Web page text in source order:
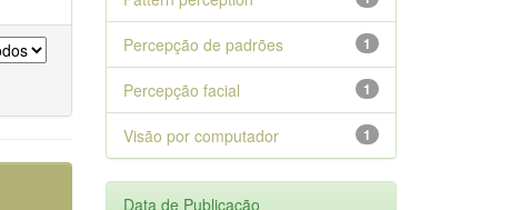
1
Percepção de padrões
1
Percepção facial
1
Visão por computador
Data de Publicação